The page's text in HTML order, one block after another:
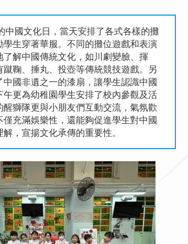
中國文化日，當天安排了各式各樣的攤
學生穿著華服。不同的攤位遊戲和表演
了解中國傳統文化，如川劇變臉、揮
蹴鞠、捶丸、投壺等傳統競技遊戲。另
中國非遺之一的漆扇，讓學生認識中國
午更為幼稚園學生安排了校內參觀及活
醒獅隊更與小朋友們互動交流，氣氛歡
僅充滿娛樂性，還能夠促進學生對中國
，宣揚文化承傳的重要性。